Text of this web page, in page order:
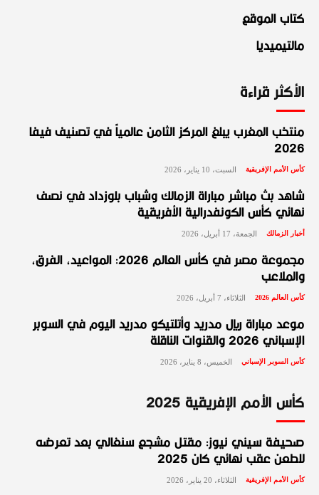
كتاب الموقع
مالتيميديا
الأكثر قراءة
منتخب المغرب يبلغ المركز الثامن عالمياً في تصنيف فيفا
2026
كأس الأمم الإفريقية السبت، 10 يناير، 2026
شاهد بث مباشر مباراة الزمالك وشباب بلوزداد في نصف
نهائي كأس الكونفدرالية الأفريقية
أخبار الزمالك الجمعة، 17 أبريل، 2026
مجموعة مصر في كأس العالم 2026: المواعيد، الفرق،
والملاعب
كأس العالم 2026 الثلاثاء، 7 أبريل، 2026
موعد مباراة ريال مدريد وأتلتيكو مدريد اليوم في السوبر
الإسباني 2026 والقنوات الناقلة
كأس السوبر الإسباني الخميس، 8 يناير، 2026
كأس الأمم الإفريقية 2025
صحيفة سيني نيوز: مقتل مشجع سنغالي بعد تعرضه
للطعن عقب نهائي كان 2025
كأس الأمم الإفريقية الثلاثاء، 20 يناير، 2026